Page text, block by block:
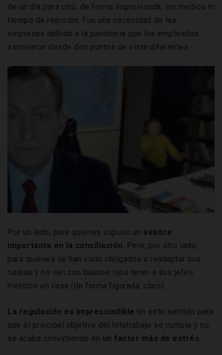
de un día para otro, de forma improvisada, sin medios ni
tiempo de reacción. Fue una necesidad de las
empresas debido a la pandemia que los empleados
asumieron desde dos puntos de vista diferentes.
Por un lado, para quienes supuso un avance
importante en la conciliación . Pero, por otro lado,
para quienes se han visto obligados a readaptar sus
rutinas y no ven con buenos ojos tener a sus jefes
metidos en casa (de forma figurada, claro).
La regulación es imprescindible en este sentido para
que el principal objetivo del teletrabajo se cumpla y no
se acabe convirtiendo en un factor más de estrés